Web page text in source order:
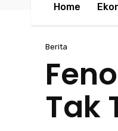
Home
Berita
Tak